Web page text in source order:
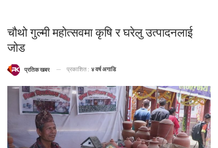
चौथो गुल्मी महोत्सवमा कृषि र घरेलु उत्पादनलाई
जोड
प्रतिक खबर प्रकाशित : ४ वर्ष अगाडि